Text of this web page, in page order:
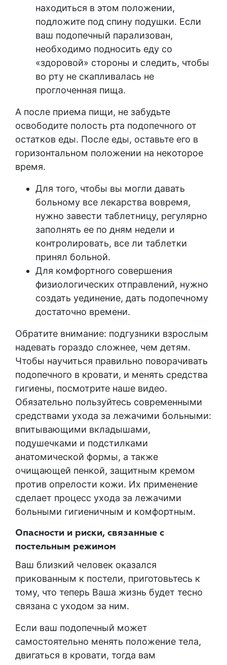
находиться в этом положении,
подложите под спину подушки. Если
ваш подопечный парализован,
необходимо подносить еду со
«здоровой» стороны и следить, чтобы
во рту не скапливалась не
проглоченная пища.
А после приема пищи, не забудьте
освободите полость рта подопечного от
остатков еды. После еды, оставьте его в
горизонтальном положении на некоторое
время.
Для того, чтобы вы могли давать
больному все лекарства вовремя,
нужно завести таблетницу, регулярно
заполнять ее по дням недели и
контролировать, все ли таблетки
принял больной.
Для комфортного совершения
физиологических отправлений, нужно
создать уединение, дать подопечному
достаточно времени.
Обратите внимание: подгузники взрослым
надевать гораздо сложнее, чем детям.
Чтобы научиться правильно поворачивать
подопечного в кровати, и менять средства
гигиены, посмотрите наше видео.
Обязательно пользуйтесь современными
средствами ухода за лежачими больными:
впитывающими вкладышами,
подушечками и подстилками
анатомической формы, а также
очищающей пенкой, защитным кремом
против опрелости кожи. Их применение
сделает процесс ухода за лежачими
больными гигиеничным и комфортным.
Опасности и риски, связанные с
постельным режимом
Ваш близкий человек оказался
прикованным к постели, приготовьтесь к
тому, что теперь Ваша жизнь будет тесно
связана с уходом за ним.
Если ваш подопечный может
самостоятельно менять положение тела,
двигаться в кровати, тогда вам